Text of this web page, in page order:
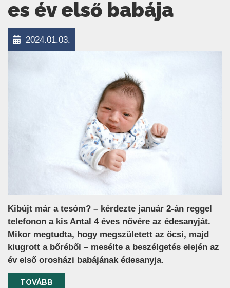
es év első babája
2024.01.03.
Kibújt már a tesóm? – kérdezte január 2-án reggel
telefonon a kis Antal 4 éves nővére az édesanyját.
Mikor megtudta, hogy megszületett az öcsi, majd
kiugrott a bőréből – mesélte a beszélgetés elején az
év első orosházi babájának édesanyja.
TOVÁBB